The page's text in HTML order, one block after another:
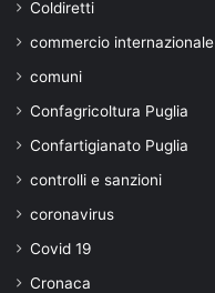
Coldiretti
commercio internazionale
comuni
Confagricoltura Puglia
Confartigianato Puglia
controlli e sanzioni
coronavirus
Covid 19
Cronaca